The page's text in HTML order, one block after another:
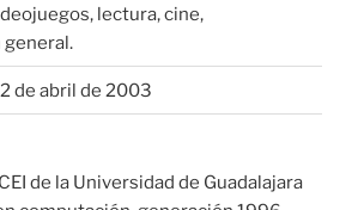
lectura, cine,
general.
2 de abril de 2003
de la Universidad de Guadalajara